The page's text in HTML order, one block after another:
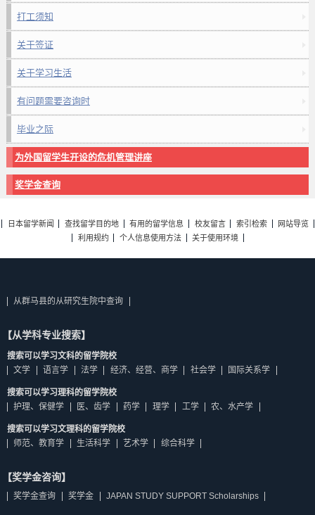
打工须知
关于签证
关于学习生活
有问题需要咨询时
毕业之际
为外国留学生开设的危机管理讲座
奖学金查询
日本留学新闻 查找留学目的地 有用的留学信息 校友留言 索引检索
网站导览
利用规约
个人信息使用方法 关于使用环境
从群马县的从研究生院中查询
【从学科专业搜索】
搜索可以学习文科的留学院校
文学
语言学 法学 经济、经营、商学 社会学 国际关系学
搜索可以学习理科的留学院校
护理、保健学
医、齿学 药学 理学 工学 农、水产学
搜索可以学习文理科的留学院校
师范、教育学
生活科学 艺术学 综合科学
【奖学金咨询】
奖学金查询 奖学金 JAPAN STUDY SUPPORT Scholarships